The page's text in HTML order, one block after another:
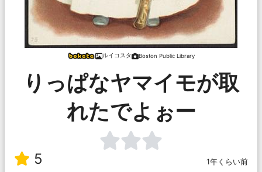
ルイコスタ Boston Public Library
りっぱなヤマイモが取
れたでよぉー
5 1年くらい前